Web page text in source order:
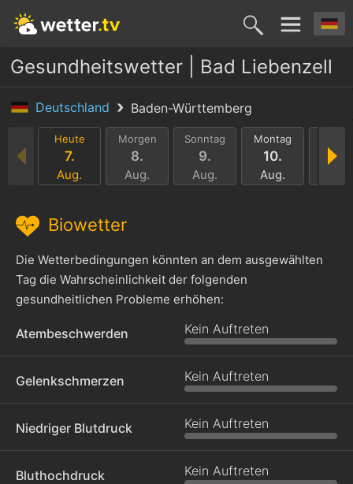
Gesundheitswetter | Bad Liebenzell
Deutschland Baden-Württemberg
Heute
7.
Aug.
Morgen
8.
Aug.
Sonntag
9.
Aug.
Montag
10.
Aug.
11.
Biowetter
Die Wetterbedingungen könnten an dem ausgewählten
Tag die Wahrscheinlichkeit der folgenden
gesundheitlichen Probleme erhöhen:
Atembeschwerden Kein Auftreten
Gelenkschmerzen Kein Auftreten
Niedriger Blutdruck Kein Auftreten
Bluthochdruck Kein Auftreten